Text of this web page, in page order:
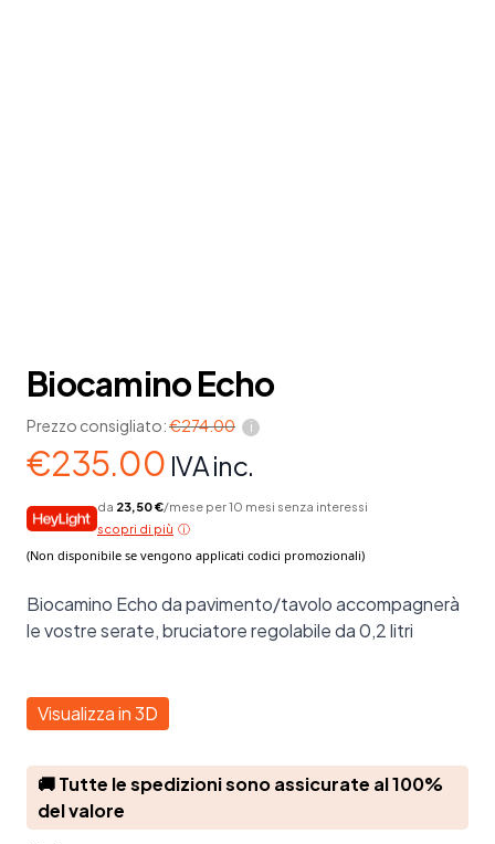
Biocamino Echo
Prezzo consigliato:€274.00 i
€235.00 IVA inc.
da 23,50 €/mese per 10 mesi senza interessi
scopri di più
Biocamino Echo da pavimento/tavolo accompagnerà
le vostre serate, bruciatore regolabile da 0,2 litri
Visualizza in 3D
🚚 Tutte le spedizioni sono assicurate al 100%
del valore